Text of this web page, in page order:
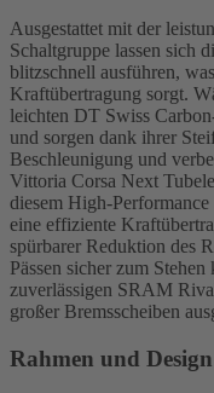
Ausgestattet mit der
Schaltgruppe lassen sich
blitzschnell ausführen,
Kraftübertragung sorgt.
leichten DT Swiss
und sorgen dank ihrer
Beschleunigung und
Vittoria Corsa Next
diesem High-
eine effiziente
spürbarer Reduktion des
Pässen sicher zum
zuverlässigen SRAM
großer Bremsscheiben
Rahmen und Design